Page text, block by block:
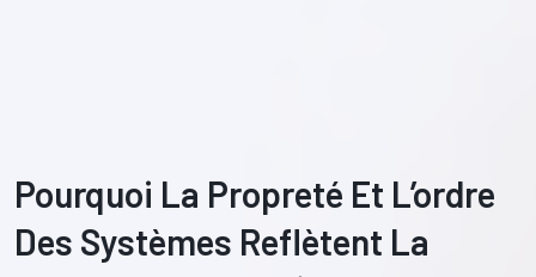
Pourquoi La Propreté Et L’ordre
Des Systèmes Reflètent La